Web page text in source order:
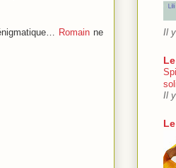
Romainne
Il
Il